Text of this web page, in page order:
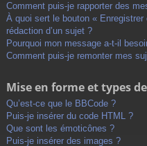
Comment puis-je rapporter des
À quoi sert le bouton «
rédaction d’un sujet ?
Pourquoi mon message a-t-il
Comment puis-je remonter mes
Mise en forme et types
Qu’est-ce que le BBCode ?
Puis-je insérer du code HTML ?
Que sont les émoticônes ?
Puis-je insérer des images ?